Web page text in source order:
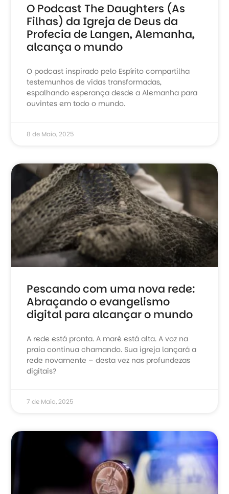
O Podcast The Daughters (As
Filhas) da Igreja de Deus da
Profecia de Langen, Alemanha,
alcança o mundo
O podcast inspirado pelo Espírito compartilha
testemunhos de vidas transformadas,
espalhando esperança desde a Alemanha para
ouvintes em todo o mundo.
8 de Maio, 2025
Pescando com uma nova rede:
Abraçando o evangelismo
digital para alcançar o mundo
A rede está pronta. A maré está alta. A voz na
praia continua chamando. Sua igreja lançará a
rede novamente – desta vez nas profundezas
digitais?
7 de Maio, 2025